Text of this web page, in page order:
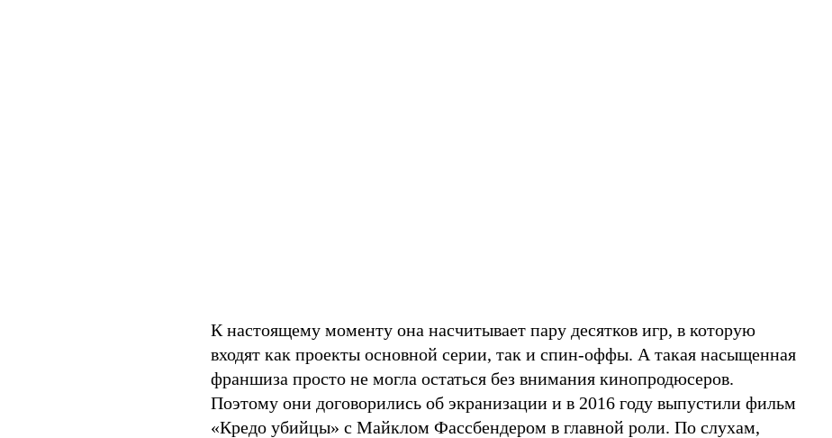
К настоящему моменту она насчитывает пару десятков игр, в которую
входят как проекты основной серии, так и спин-оффы. А такая насыщенная
франшиза просто не могла остаться без внимания кинопродюсеров.
Поэтому они договорились об экранизации и в 2016 году выпустили фильм
«Кредо убийцы» с Майклом Фассбендером в главной роли. По слухам,